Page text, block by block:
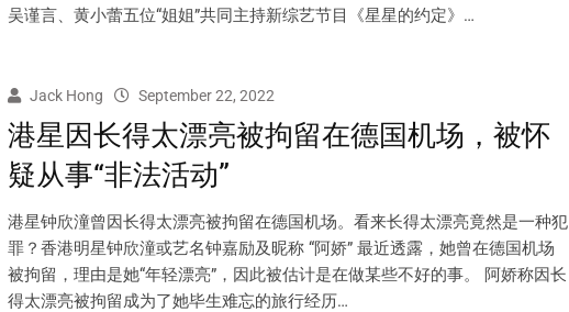
吴谨言、黄小蕾五位“姐姐”共同主持新综艺节目《星星的约定》…
Jack Hong September 22, 2022
港星因长得太漂亮被拘留在德国机场，被怀
疑从事“非法活动”
港星钟欣潼曾因长得太漂亮被拘留在德国机场。看来长得太漂亮竟然是一种犯
罪？香港明星钟欣潼或艺名钟嘉励及昵称 “阿娇” 最近透露，她曾在德国机场
被拘留，理由是她“年轻漂亮”，因此被估计是在做某些不好的事。 阿娇称因长
得太漂亮被拘留成为了她毕生难忘的旅行经历…